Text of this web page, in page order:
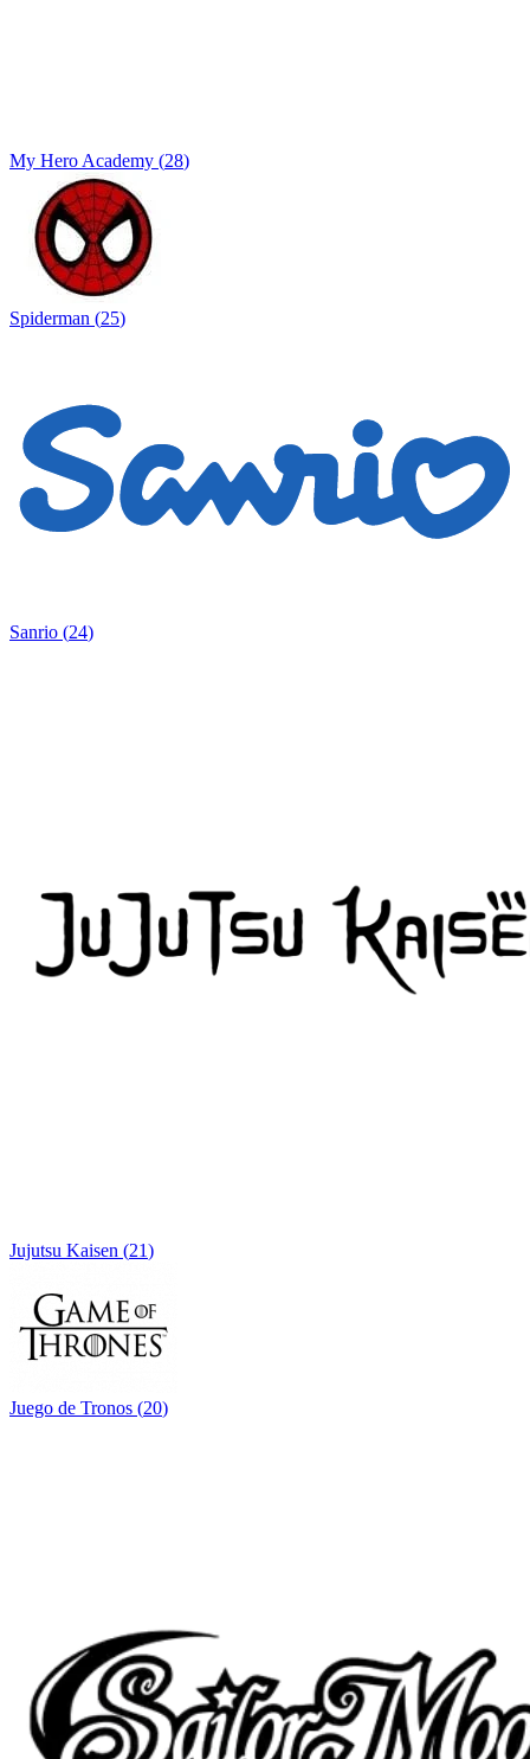
My Hero Academy (28)
Spiderman (25)
Sanrio (24)
Jujutsu Kaisen (21)
Juego de Tronos (20)